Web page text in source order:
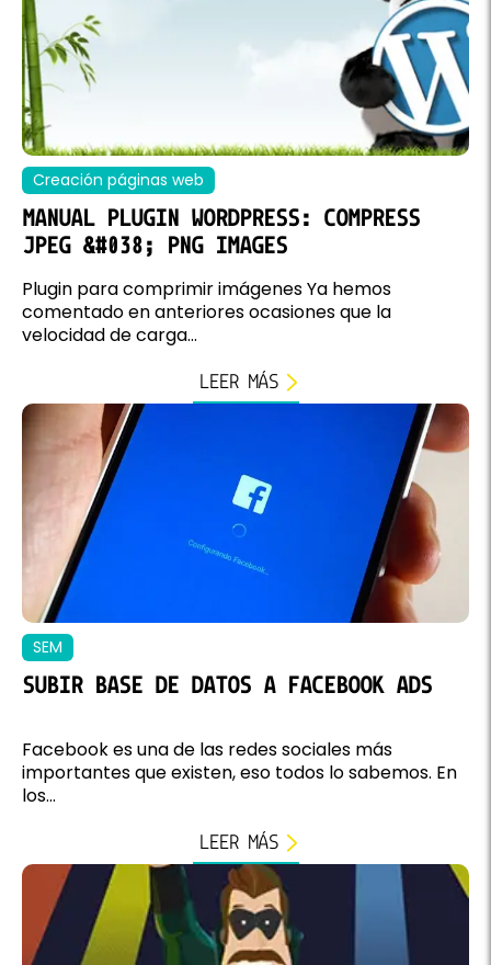
Creación páginas web
MANUAL PLUGIN WORDPRESS: COMPRESS
JPEG &#038; PNG IMAGES
Plugin para comprimir imágenes Ya hemos
comentado en anteriores ocasiones que la
velocidad de carga...
LEER MÁS
SEM
SUBIR BASE DE DATOS A FACEBOOK ADS
Facebook es una de las redes sociales más
importantes que existen, eso todos lo sabemos. En
los...
LEER MÁS